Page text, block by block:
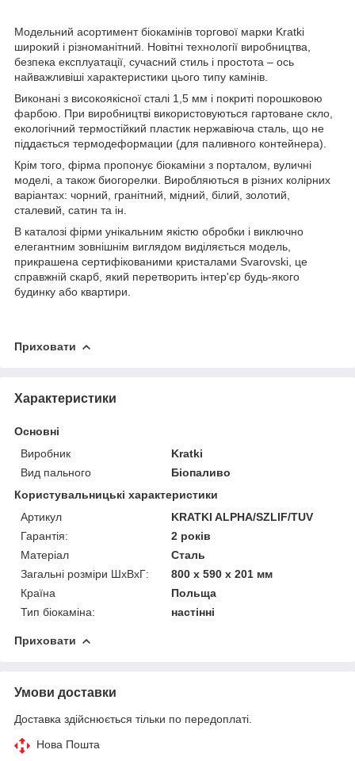
Модельний асортимент біокамінів торгової марки Kratki
широкий і різноманітний. Новітні технології виробництва,
безпека експлуатації, сучасний стиль і простота – ось
найважливіші характеристики цього типу камінів.
Виконані з високоякісної сталі 1,5 мм і покриті порошковою
фарбою. При виробництві використовуються гартоване скло,
екологічний термостійкий пластик нержавіюча сталь, що не
піддається термодеформации (для паливного контейнера).
Крім того, фірма пропонує біокаміни з порталом, вуличні
моделі, а також биогорелки. Виробляються в різних колірних
варіантах: чорний, гранітний, мідний, білий, золотий,
сталевий, сатин та ін.
В каталозі фірми унікальним якістю обробки і виключно
елегантним зовнішнім виглядом виділяється модель,
прикрашена сертифікованими кристалами Svarovski, це
справжній скарб, який перетворить інтер'єр будь-якого
будинку або квартири.
Приховати
Характеристики
Основні
Виробник
Kratki
Вид пального
Біопаливо
Користувальницькі характеристики
Артикул
KRATKI ALPHA/SZLIF/TUV
Гарантія:
2 років
Матеріал
Сталь
Загальні розміри ШхВхГ:
800 х 590 х 201 мм
Країна
Польща
Тип біокаміна:
настінні
Приховати
Умови доставки
Доставка здійснюється тільки по передоплаті.
Нова Пошта